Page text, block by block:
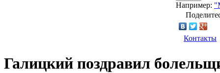
Например:
Контакты
Галицкий поздравил